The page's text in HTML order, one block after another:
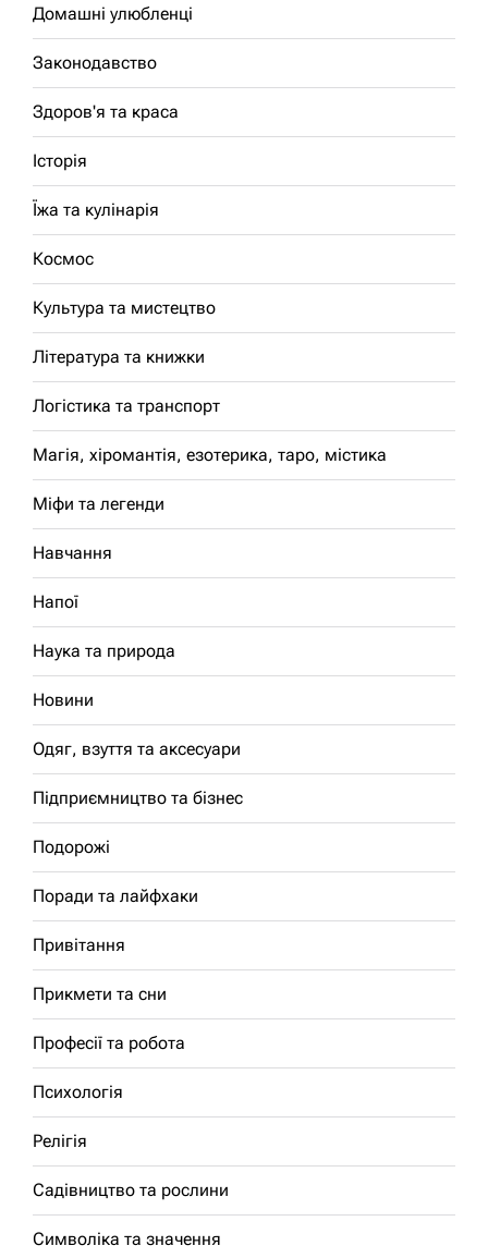
Домашні улюбленці
Законодавство
Здоров'я та краса
Історія
Їжа та кулінарія
Космос
Культура та мистецтво
Література та книжки
Логістика та транспорт
Магія, хіромантія, езотерика, таро, містика
Міфи та легенди
Навчання
Напої
Наука та природа
Новини
Одяг, взуття та аксесуари
Підприємництво та бізнес
Подорожі
Поради та лайфхаки
Привітання
Прикмети та сни
Професії та робота
Психологія
Релігія
Садівництво та рослини
Символіка та значення